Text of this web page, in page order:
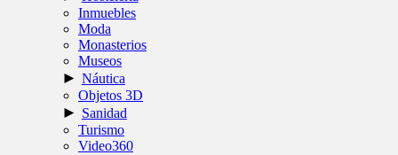
Inmuebles
Moda
Monasterios
Museos
► Náutica
Objetos 3D
► Sanidad
Turismo
Video360